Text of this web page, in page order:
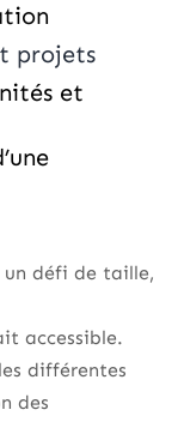
projets
et
un défi de taille,
accessible.
différentes
des